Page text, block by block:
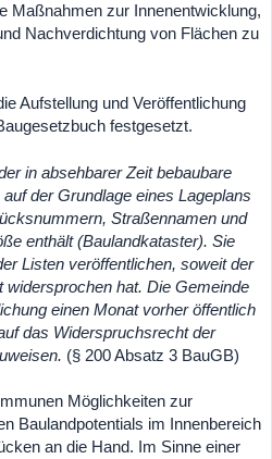
Maßnahmen zur Innenentwicklung,
Nachverdichtung von Flächen zu
Aufstellung und Veröffentlichung
festgesetzt.
in absehbarer Zeit bebaubare
der Grundlage eines Lageplans
Straßennamen und
enthält (Baulandkataster). Sie
Listen veröffentlichen, soweit der
hat. Die Gemeinde
einen Monat vorher öffentlich
das Widerspruchsrecht der
(§ 200 Absatz 3 BauGB)
Möglichkeiten zur
Baulandpotentials im Innenbereich
an die Hand. Im Sinne einer